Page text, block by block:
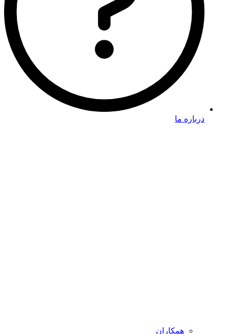
درباره ما
همکاران